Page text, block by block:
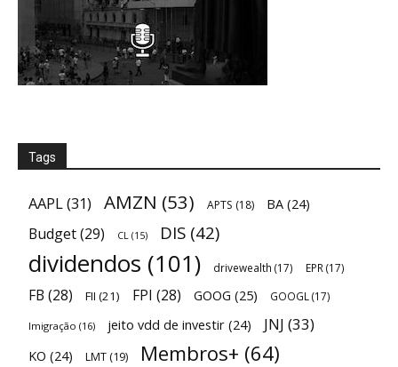
Tags
AAPL(31) AMZN (53) APTS (18) BA (24)
Budget(29) CL (15) DIS (42)
dividendos (101) drivewealth (17) EPR (17)
FB (28) FII (21) FPI (28) GOOG (25) GOOGL (17)
Imigração (16) jeito vdd de investir (24) JNJ (33)
KO (24) LMT (19) Membros+ (64)